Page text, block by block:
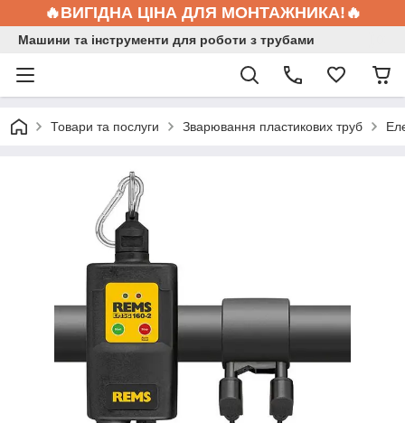
🔥ВИГІДНА ЦІНА ДЛЯ МОНТАЖНИКА!🔥
Машини та інструменти для роботи з трубами
Товари та послуги Зварювання пластикових труб